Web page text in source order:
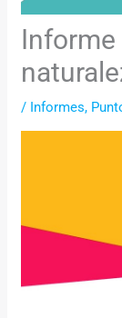
Informe
/ Informes,